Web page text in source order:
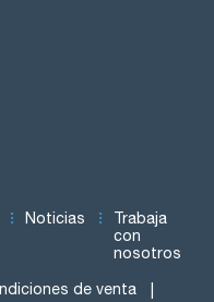
Noticias
Trabaja
con
nosotros
de venta